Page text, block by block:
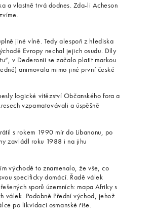
a vlastně trvá dodnes. Zda-li Acheson
jiné vlně. Tedy alespoň z hlediska
Evropy nechal jejich osudu. Díly
v Dederonii se začalo platit markou
animovala mimo jiné první české
logické vítězství Občanského fora a
vzpamatovávali a úspěšně
s rokem 1990 mír do Libanonu, po
zavládl roku 1988 i na jihu
východě to znamenalo, že vše, co
specificky domácí. Řadě válek
sporů územních: mapa Afriky s
válek. Podobně Přední východ, jehož
po likvidaci osmanské říše.